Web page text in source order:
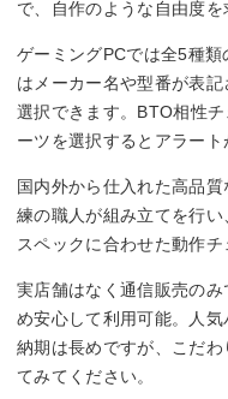
で、自作のような自由度を
ゲーミングPCでは全5種
はメーカー名や型番が表
選択できます。BTO相性
ーツを選択するとアラート
国内外から仕入れた高品
練の職人が組み立てを行い
スペックに合わせた動作チ
実店舗はなく通信販売の
め安心して利用可能。人
納期は長めですが、こだ
てみてください。